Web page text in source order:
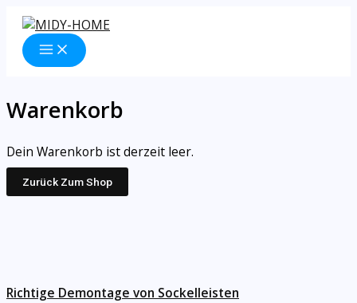
Zum
Inhalt
springen
Warenkorb
Dein Warenkorb ist derzeit leer.
Zurück Zum Shop
Richtige Demontage von Sockelleisten